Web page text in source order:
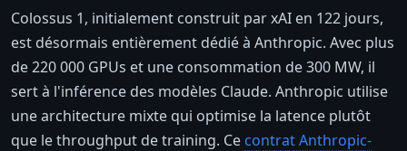
Colossus 1, initialement construit par xAI en 122 jours,
est désormais entièrement dédié à Anthropic. Avec plus
de 220 000 GPUs et une consommation de 300 MW, il
sert à l'inférence des modèles Claude. Anthropic utilise
une architecture mixte qui optimise la latence plutôt
que le throughput de training. Ce contrat Anthropic-